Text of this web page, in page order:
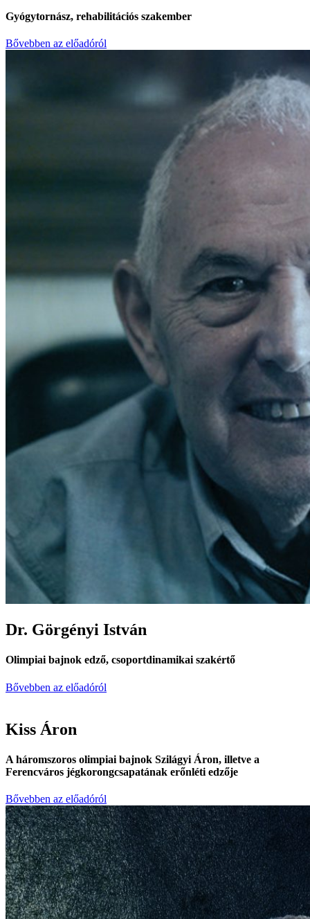
Gyógytornász, rehabilitációs szakember
Bővebben az előadóról
Dr. Görgényi István
Olimpiai bajnok edző, csoportdinamikai szakértő
Bővebben az előadóról
Kiss Áron
A háromszoros olimpiai bajnok Szilágyi Áron, illetve a
Ferencváros jégkorongcsapatának erőnléti edzője
Bővebben az előadóról